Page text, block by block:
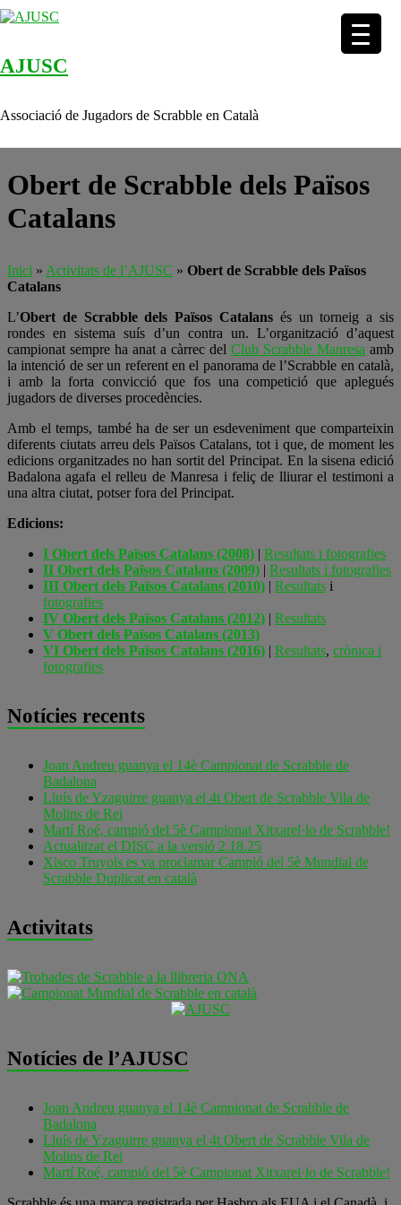
AJUSC
Associació de Jugadors de Scrabble en Català
Obert de Scrabble dels Països
Catalans
Inici » Activitats de l’AJUSC » Obert de Scrabble dels Països
Catalans
L’Obert de Scrabble dels Països Catalans és un torneig a sis
rondes en sistema suís d’un contra un. L’organització d’aquest
campionat sempre ha anat a càrrec del Club Scrabble Manresa amb
la intenció de ser un referent en el panorama de l’Scrabble en català,
i amb la forta convicció que fos una competició que aplegués
jugadors de diverses procedències.
Amb el temps, també ha de ser un esdeveniment que comparteixin
diferents ciutats arreu dels Països Catalans, tot i que, de moment les
edicions organitzades no han sortit del Principat. En la sisena edició
Badalona agafa el relleu de Manresa i feliç de lliurar el testimoni a
una altra ciutat, potser fora del Principat.
Edicions:
I Obert dels Països Catalans (2008) | Resultats i fotografies
II Obert dels Països Catalans (2009) | Resultats i fotografies
III Obert dels Països Catalans (2010) | Resultats i
fotografies
IV Obert dels Països Catalans (2012) | Resultats
V Obert dels Països Catalans (2013)
VI Obert dels Països Catalans (2016) | Resultats, crònica i
fotografies
Notícies recents
Joan Andreu guanya el 14è Campionat de Scrabble de
Badalona
Lluís de Yzaguirre guanya el 4t Obert de Scrabble Vila de
Molins de Rei
Martí Roé, campió del 5è Campionat Xitxarel·lo de Scrabble!
Actualitzat el DISC a la versió 2.18.25
Xisco Truyols es va proclamar Campió del 5è Mundial de
Scrabble Duplicat en català
Activitats
Notícies de l’AJUSC
Joan Andreu guanya el 14è Campionat de Scrabble de
Badalona
Lluís de Yzaguirre guanya el 4t Obert de Scrabble Vila de
Molins de Rei
Martí Roé, campió del 5è Campionat Xitxarel·lo de Scrabble!